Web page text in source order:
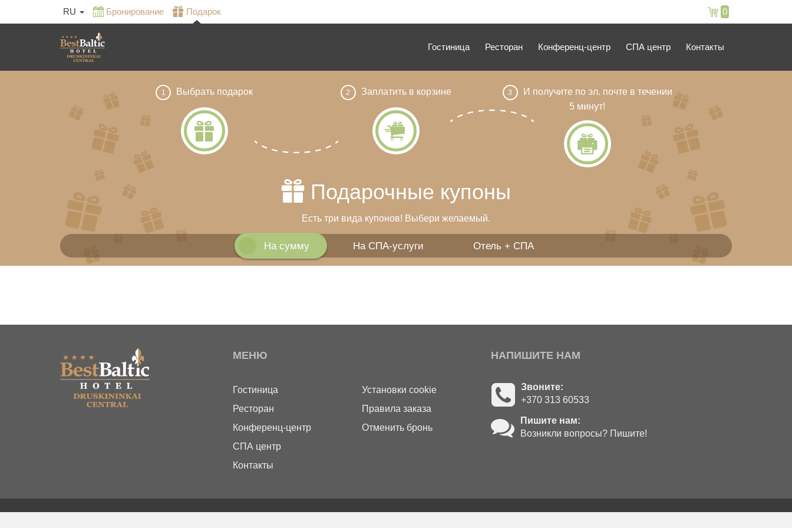
RU Бронирование Подарок 0
Гостиница Ресторан Конференц-центр СПА центр Контакты
1 Выбрать подарок 2 Заплатить в корзине 3
И получите по эл. почте в течении
5 минут!
Подарочные купоны
Есть три вида купонов! Выбери желаемый.
На сумму На СПА-услуги Отель + СПА
МЕНЮ
Гостиница
Ресторан
Конференц-центр
СПА центр
Контакты
Установки cookie
Правила заказа
Отменить бронь
НАПИШИТЕ НАМ
Звоните:
+370 313 60533
Пишите нам:
Возникли вопросы? Пишите!